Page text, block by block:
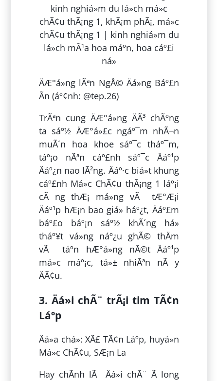
ÄÆ°á»ng lÃªn NgÅ© Äá»ng Báº£n
Ãn (áº¢nh: @tep.26)
TrÃªn cung ÄÆ°á»ng ÄÃ³ chÃºng
ta sáº½ ÄÆ°á»£c ngáº¯m nhÃ¬n
muÃ´n hoa khoe sáº¯c tháº¯m,
táº¡o nÃªn cáº£nh sáº¯c Äáº¹p
Äáº¿n nao lÃ²ng. Äáº·c biá»t khung
cáº£nh Má»c ChÃ¢u thÃ¡ng 1 láº¡i
cÃ ng thÆ¡ má»ng vÃ tÆ°Æ¡i
Äáº¹p hÆ¡n bao giá» háº¿t, Äáº£m
báº£o báº¡n sáº½ khÃ´ng há»
tháº¥t vá»ng náº¿u ghÃ© thÄm
vÃ táº­n hÆ°á»ng nÃ©t Äáº¹p
má»c máº¡c, tá»± nhiÃªn nÃ y
ÄÃ¢u.
3. Äá»i chÃ¨ trÃ¡i tim TÃ¢n
Láº­p
Äá»a chá»: XÃ£ TÃ¢n Láº­p, huyá»n
Má»c ChÃ¢u, SÆ¡n La
Hay chÃ­nh lÃ Äá»i chÃ¨ Ã long